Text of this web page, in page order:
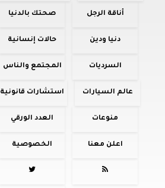
أناقة الرجل صحتك بالدنيا
دنيا ودين حالات إنسانية
السرديات المجتمع والناس
عالم السيارات استشارات قانونية
منوعات العدد الورقي
اعلن معنا الخصوصية

